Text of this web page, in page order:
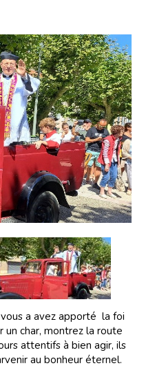
a avez apporté la foi
un char, montrez la route
attentifs à bien agir, ils
au bonheur éternel.